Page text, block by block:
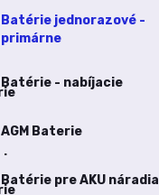
Batérie jednorazové -
primárne
Batérie - nabíjacie
AGM Baterie
Batérie pre AKU náradia